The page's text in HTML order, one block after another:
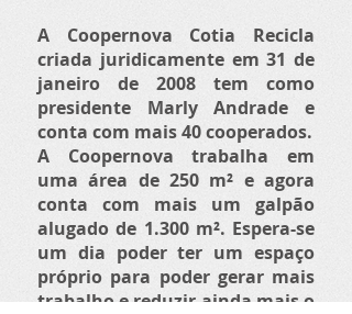
A Coopernova Cotia Recicla
criada juridicamente em 31 de
janeiro de 2008 tem como
presidente Marly Andrade e
conta com mais 40 cooperados.
A Coopernova trabalha em
uma área de 250 m² e agora
conta com mais um galpão
alugado de 1.300 m². Espera-se
um dia poder ter um espaço
próprio para poder gerar mais
trabalho e reduzir ainda mais o